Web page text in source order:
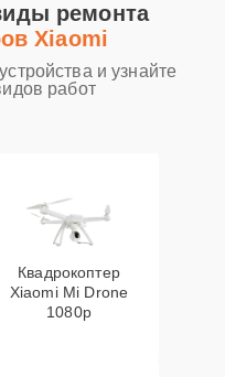
ремонта
Xiaomi
и узнайте
работ
Квадрокоптер
Xiaomi Mi Drone
1080p